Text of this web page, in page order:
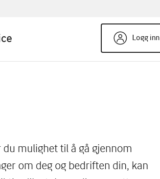
Logg inn
mulighet til å gå gjennom
om deg og bedriften din, kan